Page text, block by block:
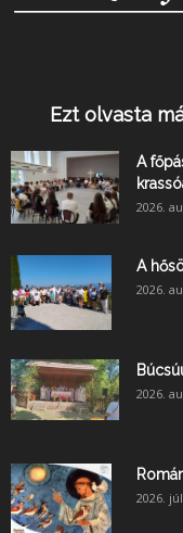
Ezt olvasta
A
2026.
A
2026.
2026.
2026.